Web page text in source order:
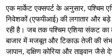
एक मार्केट एक्सपर्ट के अनुसार, पश्चिम
निवेशकों (एफपीआई) की लगातार और बड़े
रही है। जब तक पश्चिम एशिया संकट का
बाजार में मजबूत और टिकाऊ तेजी की
जापान, दक्षिण कोरिया और ताइवान